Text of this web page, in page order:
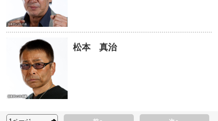
松本 真治